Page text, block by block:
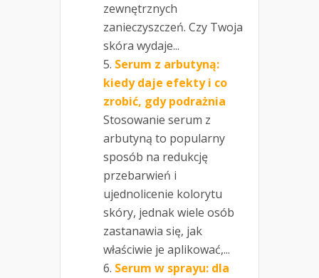
zewnętrznych
zanieczyszczeń. Czy Twoja
skóra wydaje...
Serum z arbutyną:
kiedy daje efekty i co
zrobić, gdy podrażnia
Stosowanie serum z
arbutyną to popularny
sposób na redukcję
przebarwień i
ujednolicenie kolorytu
skóry, jednak wiele osób
zastanawia się, jak
właściwie je aplikować,...
Serum w sprayu: dla